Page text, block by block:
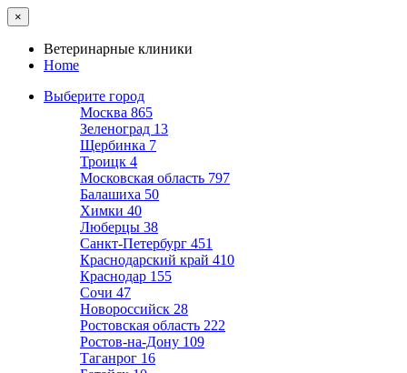
×
Ветеринарные клиники
Home
Выберите город
Москва 865
Зеленоград 13
Щербинка 7
Троицк 4
Московская область 797
Балашиха 50
Химки 40
Люберцы 38
Санкт-Петербург 451
Краснодарский край 410
Краснодар 155
Сочи 47
Новороссийск 28
Ростовская область 222
Ростов-на-Дону 109
Таганрог 16